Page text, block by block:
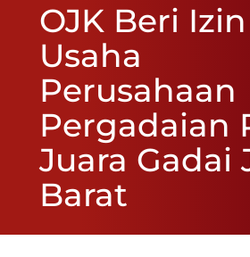
Regulasi
Statistik
Layanan
Karir
OJK Beri Izin
Usaha
Perusahaan
Pergadaian
Juara Gadai
Barat